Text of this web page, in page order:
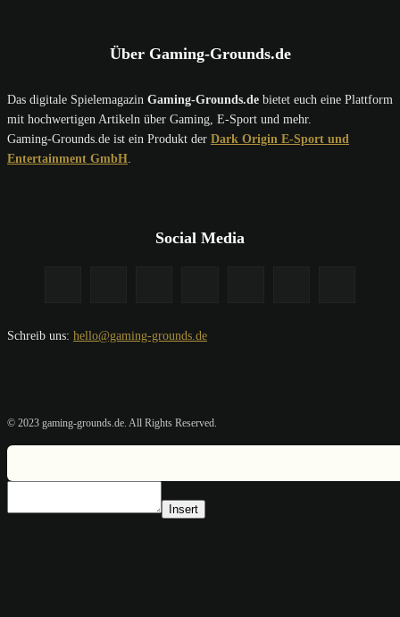
Über Gaming-Grounds.de
Das digitale Spielemagazin Gaming-Grounds.de bietet euch eine Plattform
mit hochwertigen Artikeln über Gaming, E-Sport und mehr.
Gaming-Grounds.de ist ein Produkt der Dark Origin E-Sport und
Entertainment GmbH
Social Media
Schreib uns: hello@gaming-grounds.de
© 2023 gaming-grounds.de. All Rights Reserved.
Insert